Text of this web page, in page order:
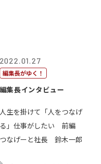
2022.01.27
編集長がゆく！
編集長インタビュー
人生を掛けて「人をつなげ
る」仕事がしたい 前編
つなげーと社長 鈴木一郎